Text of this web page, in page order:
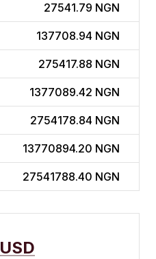
27541.79 NGN
137708.94 NGN
275417.88 NGN
1377089.42 NGN
2754178.84 NGN
13770894.20 NGN
27541788.40 NGN
USD